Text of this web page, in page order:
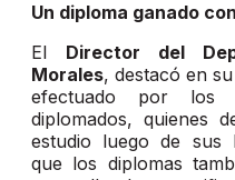
Un diploma ganado
El Director del
Morales, destacó en
efectuado por los
diplomados, quienes
estudio luego de sus
que los diplomas